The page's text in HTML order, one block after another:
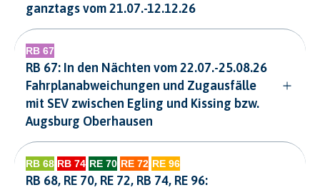
ganztags vom 21.07.-12.12.26
RB 67: In den Nächten vom 22.07.-25.08.26
Fahrplanabweichungen und Zugausfälle
mit SEV zwischen Egling und Kissing bzw.
Augsburg Oberhausen
RB 68, RE 70, RE 72, RB 74, RE 96: